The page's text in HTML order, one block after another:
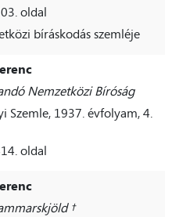
oldal
bíráskodás szemléje
Nemzetközi Bíróság
Szemle, 1937. évfolyam, 4.
oldal
†